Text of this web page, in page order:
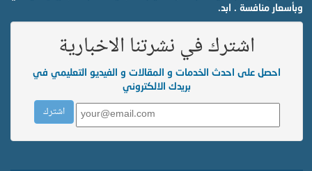
وبأسعار منافسة . ابد.
اشترك في نشرتنا الاخبارية
احصل على احدث الخدمات و المقالات و الفيديو التعليمي في
بريدك الالكتروني